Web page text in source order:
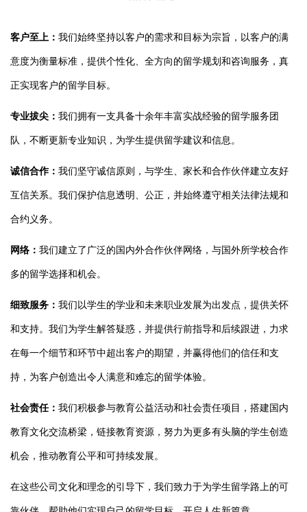
客户至上： 我们始终坚持以客户的需求和目标为宗旨，以客户的满
意度为衡量标准，提供个性化、全方向的留学规划和咨询服务，真
正实现客户的留学目标。
专业拔尖： 我们拥有一支具备十余年丰富实战经验的留学服务团
队，不断更新专业知识，为学生提供留学建议和信息。
诚信合作： 我们坚守诚信原则，与学生、家长和合作伙伴建立友好
互信关系。我们保护信息透明、公正，并始终遵守相关法律法规和
合约义务。
网络： 我们建立了广泛的国内外合作伙伴网络，与国外所学校合作
多的留学选择和机会。
细致服务： 我们以学生的学业和未来职业发展为出发点，提供关怀
和支持。我们为学生解答疑惑，并提供行前指导和后续跟进，力求
在每一个细节和环节中超出客户的期望，并赢得他们的信任和支
持，为客户创造出令人满意和难忘的留学体验。
社会责任： 我们积极参与教育公益活动和社会责任项目，搭建国内
教育文化交流桥梁，链接教育资源，努力为更多有头脑的学生创造
机会，推动教育公平和可持续发展。
在这些公司文化和理念的引导下，我们致力于为学生留学路上的可